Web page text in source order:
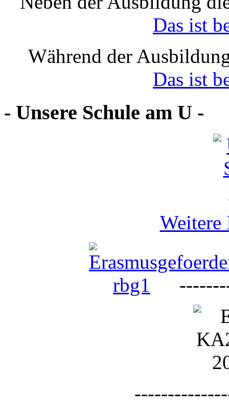
Das ist
Während der
Das ist
- Unsere Schule am U -
Weitere